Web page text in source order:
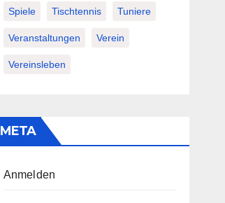
Spiele Tischtennis Tuniere
Veranstaltungen Verein
Vereinsleben
META
Anmelden